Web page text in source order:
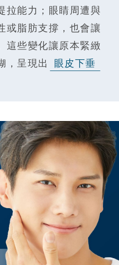
拉能力；眼睛周遭與
或脂肪支撐，也會讓
這些變化讓原本緊緻
，呈現出
眼皮下垂